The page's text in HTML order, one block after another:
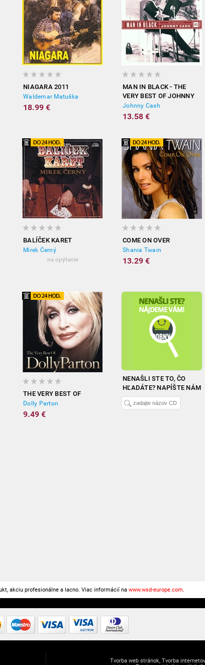
NIAGARA 2011
Waldemar Matuška
18.99 €
MAN IN BLACK - THE
VERY BEST OF JOHNNY
CASH
Johnny Cash
13.58 €
BALÍČEK KARET
Mirek Černý
na opýtanie
COME ON OVER
Shania Twain
13.29 €
THE VERY BEST OF
Dolly Parton
9.49 €
NENAŠLI STE TO, ČO
HĽADÁTE? NAPÍŠTE NÁM
akciu profesionálne a lacno. Viac informácií na www.wsd-europe.com.
Tvorba web stránok, Tvorba